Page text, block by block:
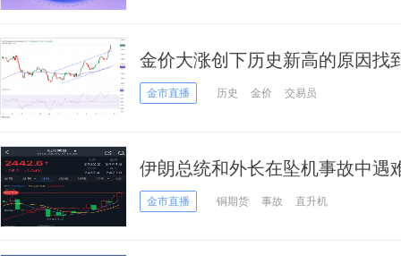
金价大涨创下历史新高的原因找
分析师最新技术分析
金市直播 历史 金价 交易员
伊朗总统和外长在坠机事故中遇
元、白银暴涨逾4% 机构:黄金、
金市直播 铜期货 事故 直升机